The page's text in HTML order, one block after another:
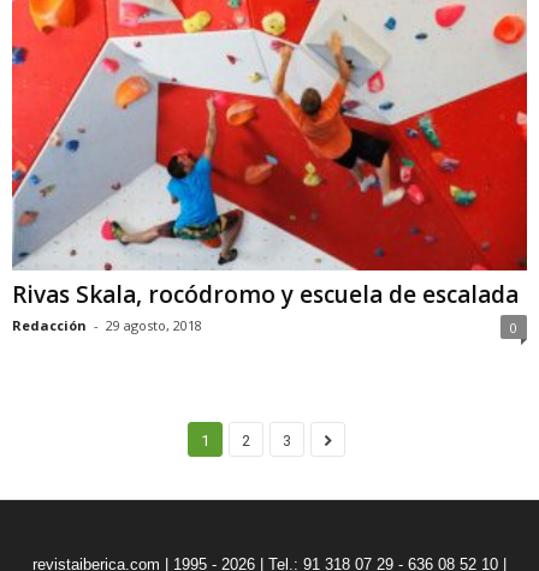
Rivas Skala, rocódromo y escuela de escalada
Redacción - 29 agosto, 2018 0
1 2 3
revistaiberica.com | 1995 - 2026 | Tel.: 91 318 07 29 - 636 08 52 10 |